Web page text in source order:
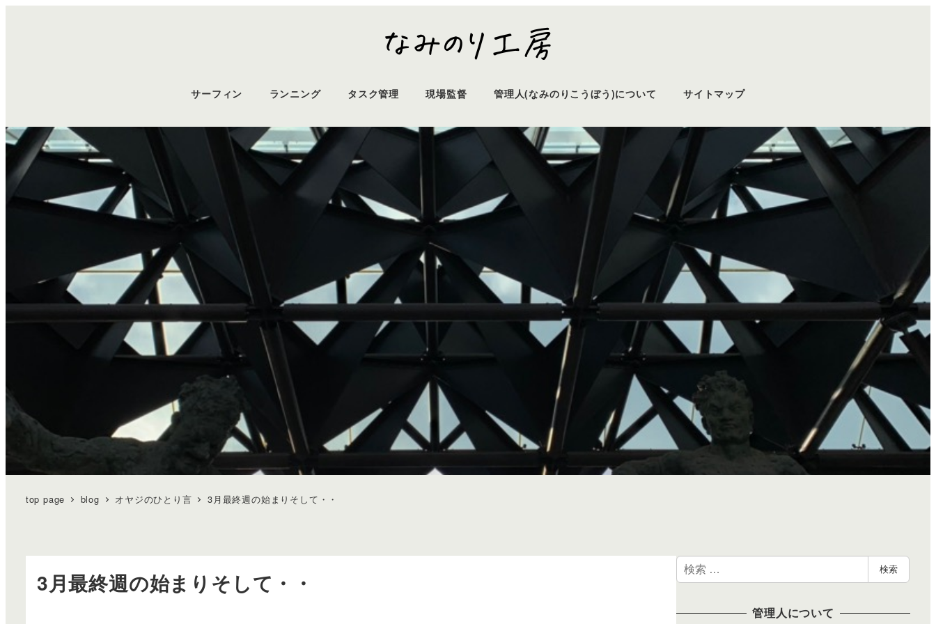
サーフィン ランニング タスク管理 現場監督 管理人(なみのりこうぼう)について サイトマップ
top page blog オヤジのひとり言 3月最終週の始まりそして・・
3月最終週の始まりそして・・
検
索
検索
管理人について